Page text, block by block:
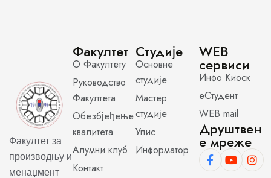
Факултет за
производњу и
менаџмент
Факултет
О Факултету
Руководство
Факултета
Обезбјеђење
квалитета
Алумни клуб
Контакт
Студије
Основне
студије
Мастер
студије
Упис
Информатор
WEB
сервиси
Инфо Киоск
еСтудент
WEB mail
Друштвен
е мреже